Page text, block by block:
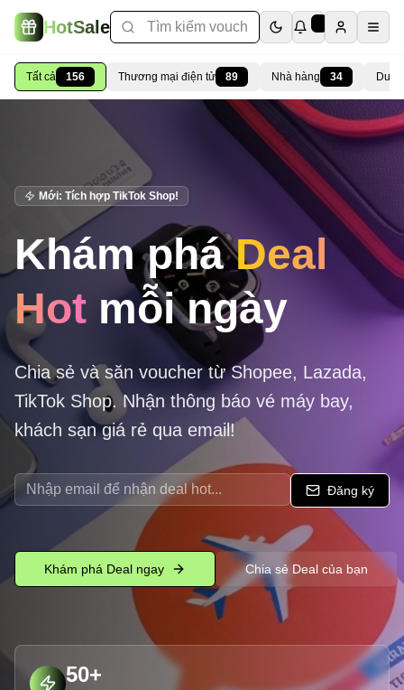
HotSale
Tất cả 156 Thương mại điện tử 89 Nhà hàng 34 Du
Mới: Tích hợp TikTok Shop!
Khám pháDeal
Hot mỗi ngày
Chia sẻ và săn voucher từ Shopee, Lazada,
TikTok Shop. Nhận thông báo vé máy bay,
khách sạn giá rẻ qua email!
Đăng ký
Khám phá Deal ngay Chia sẻ Deal của bạn
50+